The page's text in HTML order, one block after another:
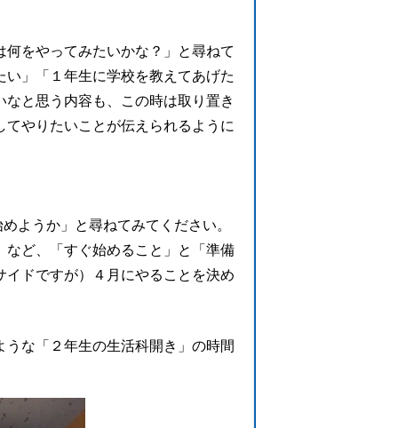
をやってみたいかな？」と尋ねて
」「１年生に学校を教えてあげた
と思う内容も、この時は取り置き
やりたいことが伝えられるように
ようか」と尋ねてみてください。
ど、「すぐ始めること」と「準備
ドですが）４月にやることを決め
な「２年生の生活科開き」の時間